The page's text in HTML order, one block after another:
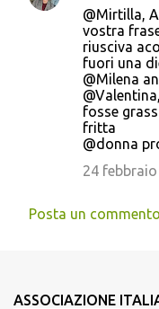
@Mirtilla,
vostra
riusciva
fuori una
@Milena
fosse
fritta
@donna
24 febbraio
Posta un commento
ASSOCIAZIONE